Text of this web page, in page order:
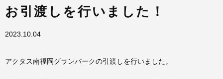
お引渡しを行いました！
2023.10.04
アクタス南福岡グランパークの引渡しを行いました。